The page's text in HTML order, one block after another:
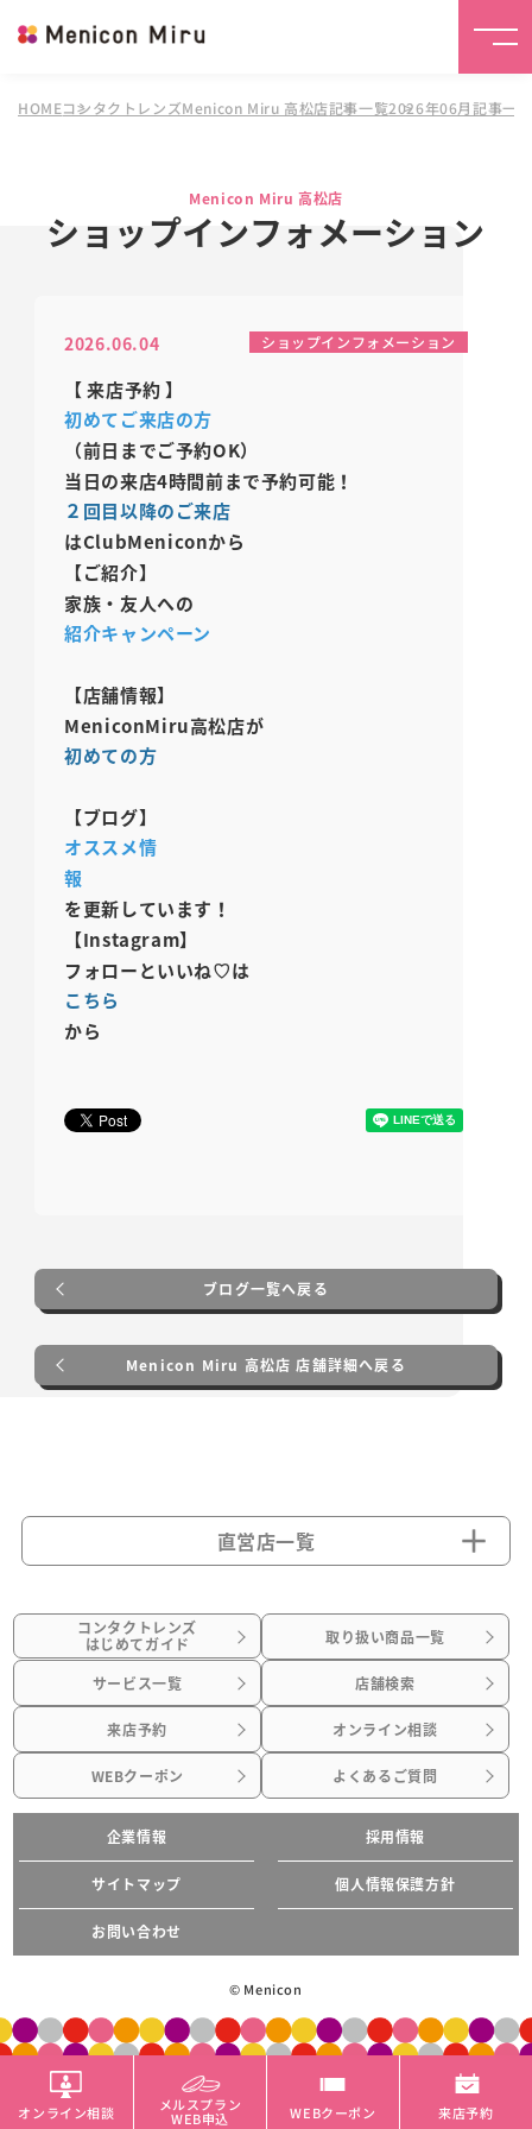
HOMEコンタクトレンズMenicon Miru 高松店記事一覧2026年06月記事一覧
Menicon Miru 高松店
ショップインフォメーション
2026.06.04 ショップインフォメーション
【 来店予約】
初めてご来店の方
（前日までご予約OK）
当日の来店4時間前まで予約可能！
２回目以降のご来店
はClubMeniconから
【ご紹介】
家族・友人への
紹介キャンペーン
【店舗情報】
MeniconMiru高松店が
初めての方
【ブログ】
オススメ情
報
を更新しています！
【Instagram】
フォローといいね♡は
こちら
から
ブログ一覧へ戻る
Menicon Miru 高松店 店舗詳細へ戻る
直営店一覧
コンタクトレンズ
はじめてガイド 取り扱い商品一覧
サービス一覧 店舗検索
来店予約 オンライン相談
WEBクーポン よくあるご質問
企業情報 採用情報
サイトマップ 個人情報保護方針
お問い合わせ
© Menicon
オンライン相談 メルスプラン
WEB申込 WEBクーポン 来店予約